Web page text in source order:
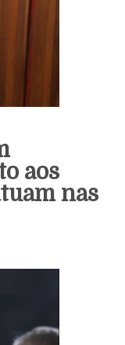
aos
nas